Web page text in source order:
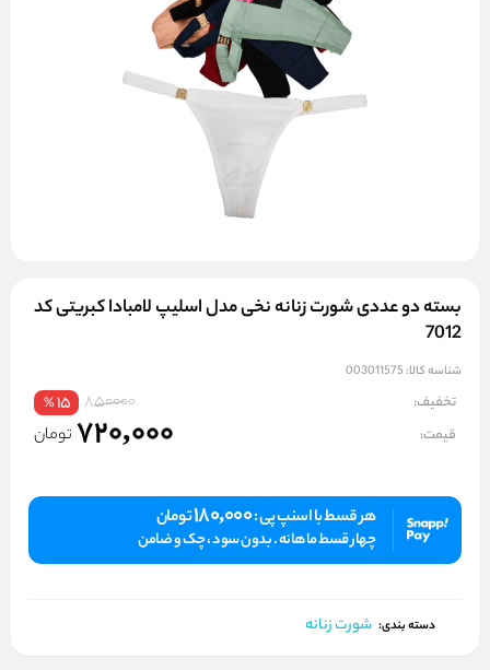
بسته دو عددی شورت زنانه نخی مدل اسلیپ لامبادا کبریتی کد
7012
شناسه کالا: 003011575
تخفیف: 850000
15
%
قیمت: 720,000 تومان
هر قسط با اسنپ پی :180,000تومان
چهار قسط ماهانه . بدون سود ، چک و ضامن
دسته بندی: شورت زنانه